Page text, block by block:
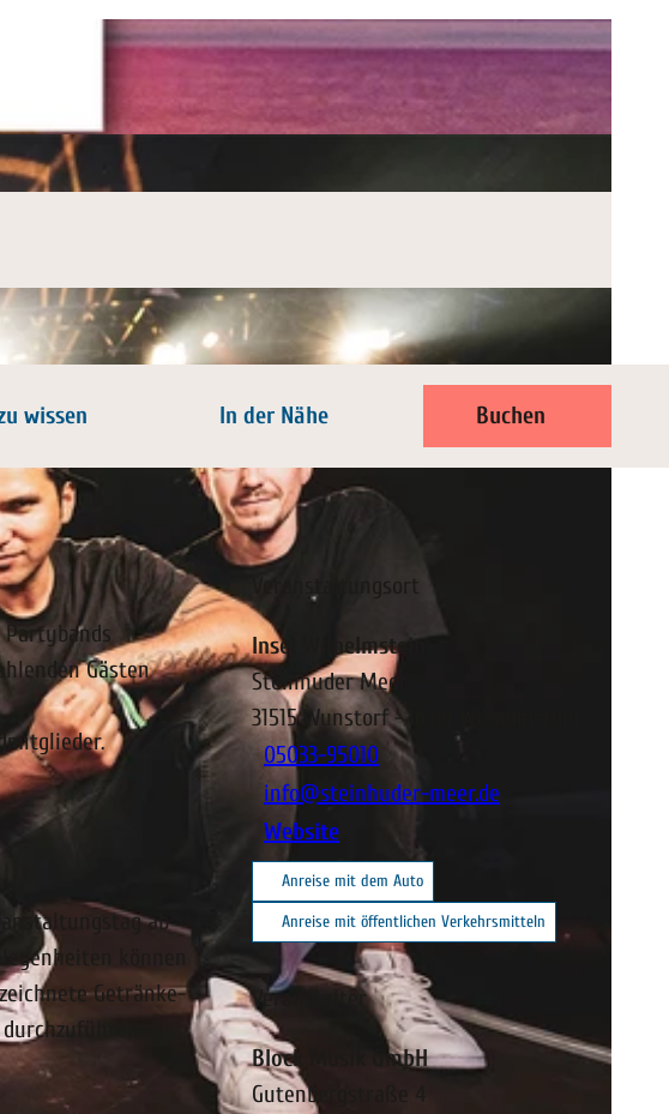
wissen In der Nähe Buchen
Partybands
Gästen
ab
können
Getränke-
Veranstaltungsort
Insel Wilhelmstein
Steinhuder Meer
31515 Wunstorf- Insel Wilhelmstein
05033-95010
info@steinhuder-meer.de
Website
Anreise mit dem Auto
Anreise mit öffentlichen Verkehrsmitteln
Veranstalter
Block Musik GmbH
Gutenbergstraße 4